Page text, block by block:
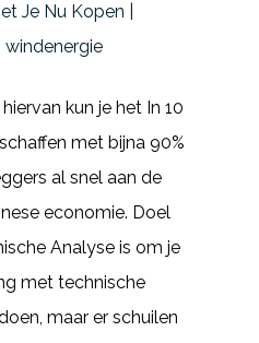
Je Nu Kopen |
windenergie
kun je het In 10
met bijna 90%
al snel aan de
economie. Doel
Analyse is om je
met technische
maar er schuilen